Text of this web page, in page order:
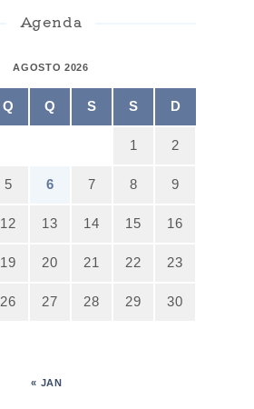
Agenda
AGOSTO 2026
Q Q S S D
1 2
5 6 7 8 9
12 13 14 15 16
19 20 21 22 23
26 27 28 29 30
« JAN